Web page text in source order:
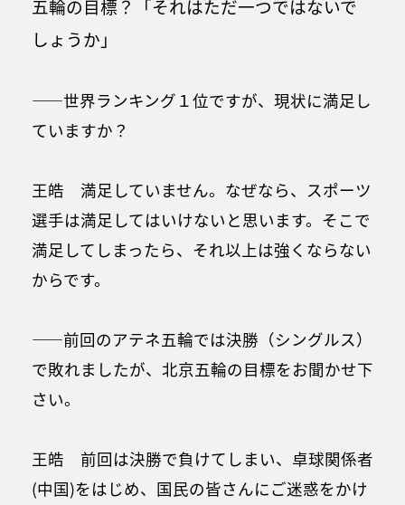
五輪の目標？「それはただ一つではないで
しょうか」
――世界ランキング１位ですが、現状に満足し
ていますか？
王皓 満足していません。なぜなら、スポーツ
選手は満足してはいけないと思います。そこで
満足してしまったら、それ以上は強くならない
からです。
――前回のアテネ五輪では決勝（シングルス）
で敗れましたが、北京五輪の目標をお聞かせ下
さい。
王皓 前回は決勝で負けてしまい、卓球関係者
(中国)をはじめ、国民の皆さんにご迷惑をかけ